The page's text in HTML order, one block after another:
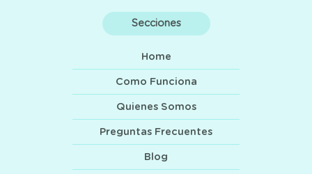
Secciones
Home
Como Funciona
Quienes Somos
Preguntas Frecuentes
Blog